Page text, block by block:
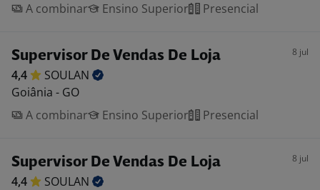
A combinar
Ensino Superior Presencial
Supervisor De Vendas De Loja 8 jul
4,4
SOULAN
Goiânia - GO
A combinar
Ensino Superior Presencial
Supervisor De Vendas De Loja 8 jul
4,4
SOULAN